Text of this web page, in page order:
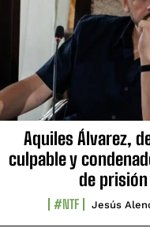
Aquiles Álvarez,
culpable y
de prisión
#NTF Jesús